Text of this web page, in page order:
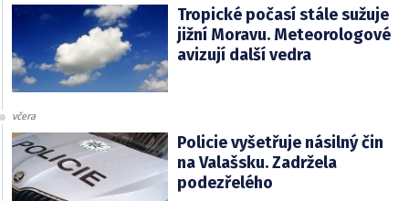
Tropické počasí stále sužuje
jižní Moravu. Meteorologové
avizují další vedra
včera
Policie vyšetřuje násilný čin
na Valašsku. Zadržela
podezřelého